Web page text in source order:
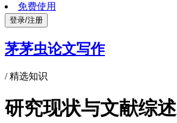
免费使用
登录/注册
茅茅虫论文写作
/精选知识
研究现状与文献综